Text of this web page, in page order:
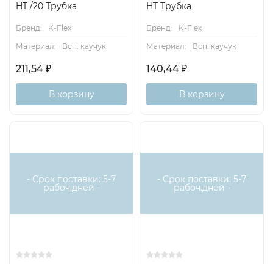
HT /20 Трубка
Бренд:
K-Flex
Материал:
Всп. каучук
211,54 ₽
В корзину
HT Трубка
Бренд:
K-Flex
Материал:
Всп. каучук
140,44 ₽
В корзину
- Срок поставки: 5-7
рабоч.дней -
- Срок поставки: 5-7
рабоч.дней -